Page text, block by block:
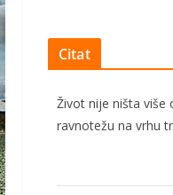
Citat
Život nije ništa više
ravnotežu na vrhu